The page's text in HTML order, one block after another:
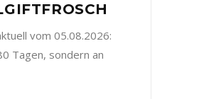
vom 05.08.2026:
Tagen, sondern an